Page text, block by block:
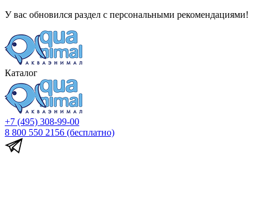
У вас обновился раздел с персональными рекомендациями!
Каталог
+7 (495) 308-99-00
8 800 550 2156 (бесплатно)